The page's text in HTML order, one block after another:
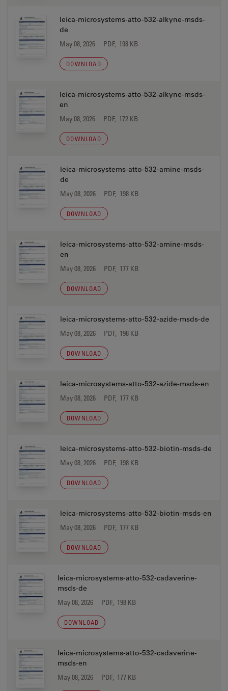
leica-microsystems-atto-532-alkyne-msds-
de
May 08, 2026 PDF, 198 KB
DOWNLOAD
leica-microsystems-atto-532-alkyne-msds-
en
May 08, 2026 PDF, 172 KB
DOWNLOAD
leica-microsystems-atto-532-amine-msds-
de
May 08, 2026 PDF, 198 KB
DOWNLOAD
leica-microsystems-atto-532-amine-msds-
en
May 08, 2026 PDF, 177 KB
DOWNLOAD
leica-microsystems-atto-532-azide-msds-de
May 08, 2026 PDF, 198 KB
DOWNLOAD
leica-microsystems-atto-532-azide-msds-en
May 08, 2026 PDF, 177 KB
DOWNLOAD
leica-microsystems-atto-532-biotin-msds-de
May 08, 2026 PDF, 198 KB
DOWNLOAD
leica-microsystems-atto-532-biotin-msds-en
May 08, 2026 PDF, 177 KB
DOWNLOAD
leica-microsystems-atto-532-cadaverine-
msds-de
May 08, 2026 PDF, 198 KB
DOWNLOAD
leica-microsystems-atto-532-cadaverine-
msds-en
May 08, 2026 PDF, 177 KB